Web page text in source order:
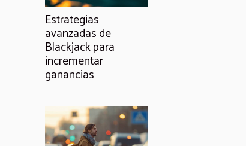
Estrategias
avanzadas de
Blackjack para
incrementar
ganancias